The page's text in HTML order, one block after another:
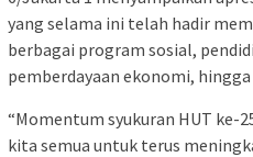
yang selama ini telah hadir
berbagai program sosial,
pemberdayaan ekonomi,
“Momentum syukuran HUT ke-
kita semua untuk terus